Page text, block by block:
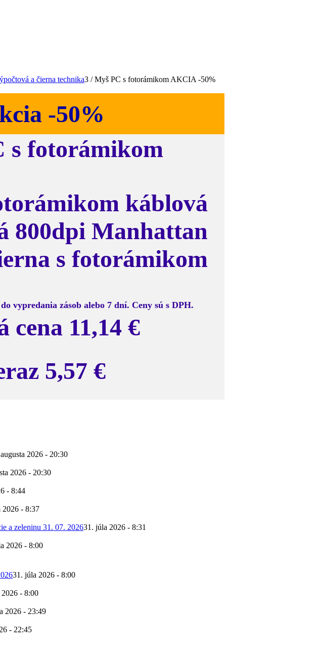
a čierna technika3 / Myš PC s fotorámikom AKCIA -50%
-50%
s fotorámikom
káblová
800dpi Manhattan
s fotorámikom
vypredania zásob alebo 7 dní. Ceny sú s DPH.
cena 11,14 €
5,57 €
2026 - 20:30
2026 - 20:30
- 8:44
2026 - 8:37
a zeleninu 31. 07. 202631. júla 2026 - 8:31
2026 - 8:00
31. júla 2026 - 8:00
- 8:00
2026 - 23:49
- 22:45